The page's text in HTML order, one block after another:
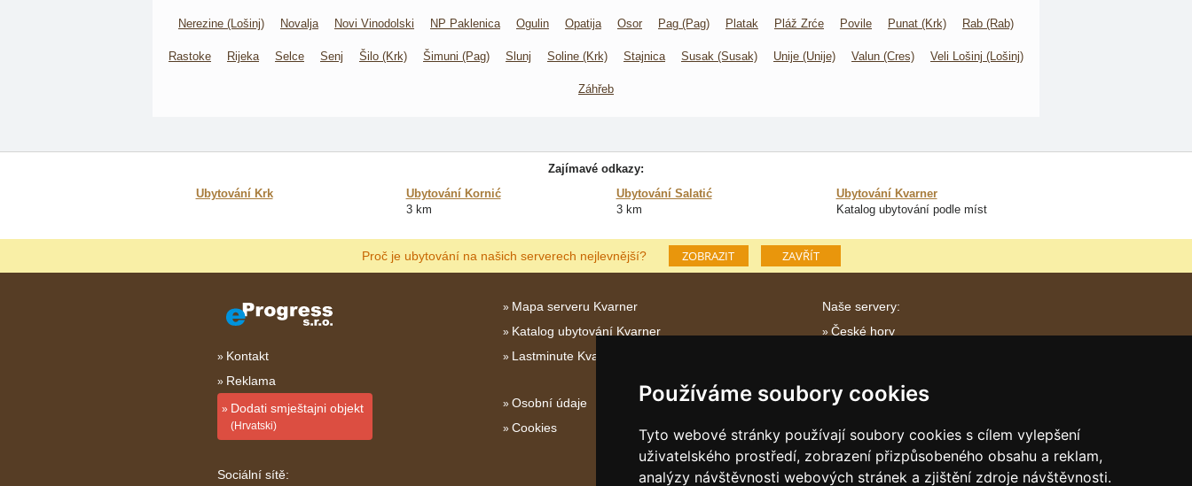
Používáme soubory cookies
Tyto webové stránky používají soubory cookies s cílem vylepšení
uživatelského prostředí, zobrazení přizpůsobeného obsahu a reklam,
analýzy návštěvnosti webových stránek a zjištění zdroje návštěvnosti.
Nerezine (Lošinj) Novalja Novi Vinodolski NP Paklenica Ogulin Opatija Osor Pag (Pag) Platak Pláž Zrće Povile Punat (Krk) Rab (Rab)
Rastoke Rijeka Selce Senj Šilo (Krk) Šimuni (Pag) Slunj Soline (Krk) Stajnica Susak (Susak) Unije (Unije) Valun (Cres) Veli Lošinj (Lošinj)
Záhřeb
Zajímavé odkazy:
Ubytování Krk
Ubytování Kornić
3 km
Ubytování Salatić
3 km
Ubytování Kvarner
Katalog ubytování podle míst
Proč je ubytování na našich serverech nejlevnější? ZOBRAZIT ZAVŘÍT
Kontakt
Reklama
Dodati smještajni objekt
(Hrvatski)
Sociální sítě:
Mapa serveru Kvarner
Katalog ubytování Kvarner
Lastminute Kvarner
Osobní údaje
Cookies
Naše servery:
České hory
Alpy
Itálie